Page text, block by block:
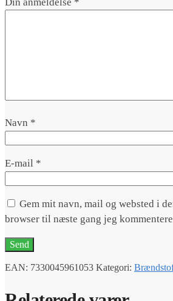
Navn *
E-mail *
Gem mit navn, mail og websted i
browser til næste gang jeg
EAN: 7330045961053 Kategori: